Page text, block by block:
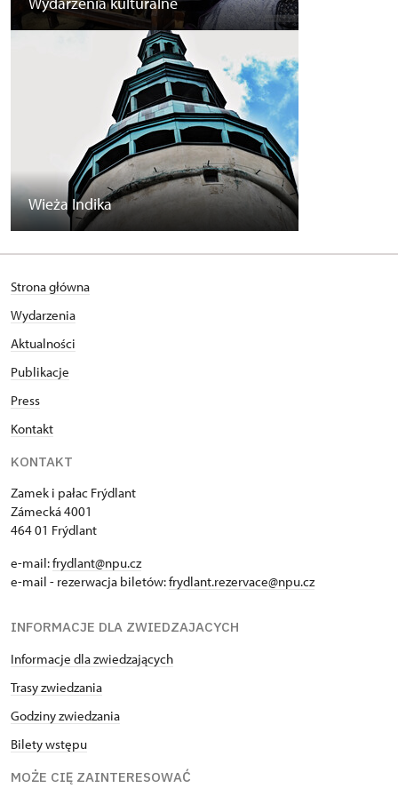
Wieża Indika
Strona główna
Wydarzenia
Aktualności
Publikacje
Press
Kontakt
KONTAKT
Zamek i pałac Frýdlant
Zámecká 4001
464 01 Frýdlant
e-mail:frydlant@npu.cz
e-mail - rezerwacja biletów:frydlant.rezervace@npu.cz
INFORMACJE DLA ZWIEDZAJACYCH
Informacje dla zwiedzających
Trasy zwiedzania
Godziny zwiedzania
Bilety wstępu
MOŻE CIĘ ZAINTERESOWAĆ